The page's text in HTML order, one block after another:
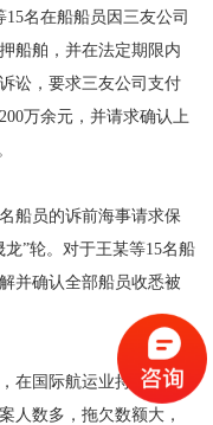
名在船船员因三友公司
船舶，并在法定期限内
讼，要求三友公司支付
万余元，并请求确认上
员的诉前海事请求保
”轮。对于王某等15名船
并确认全部船员收悉被
国际航运业持续低迷
人数多，拖欠数额大，